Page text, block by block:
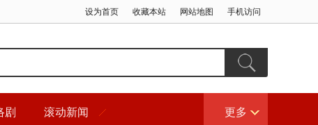
设为首页 收藏本站 网站地图 手机访问
剧 滚动新闻 更多